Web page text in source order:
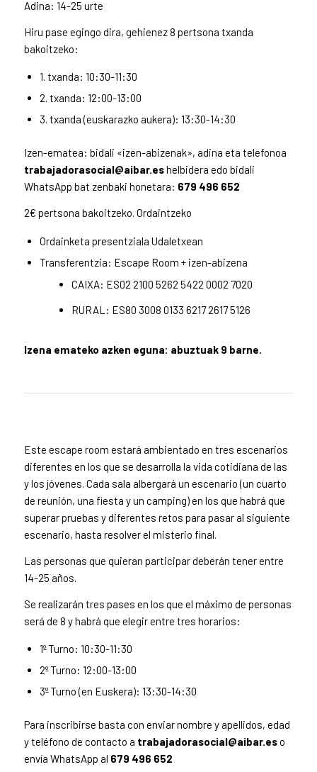
Adina: 14-25 urte
Hiru pase egingo dira, gehienez 8 pertsona txanda
bakoitzeko:
1. txanda: 10:30-11:30
2. txanda: 12:00-13:00
3. txanda (euskarazko aukera): 13:30-14:30
Izen-ematea: bidali «izen-abizenak», adina eta telefonoa
trabajadorasocial@aibar.eshelbidera edo bidali
WhatsApp bat zenbaki honetara: 679 496 652
2€ pertsona bakoitzeko. Ordaintzeko
Ordainketa presentziala Udaletxean
Transferentzia: Escape Room + izen-abizena
CAIXA: ES02 2100 5262 5422 0002 7020
RURAL: ES80 3008 0133 6217 2617 5126
Izena emateko azken eguna: abuztuak 9 barne.
Este escape room estará ambientado en tres escenarios
diferentes en los que se desarrolla la vida cotidiana de las
y los jóvenes. Cada sala albergará un escenario (un cuarto
de reunión, una fiesta y un camping) en los que habrá que
superar pruebas y diferentes retos para pasar al siguiente
escenario, hasta resolver el misterio final.
Las personas que quieran participar deberán tener entre
14-25 años.
Se realizarán tres pases en los que el máximo de personas
será de 8 y habrá que elegir entre tres horarios:
1º Turno: 10:30-11:30
2º Turno: 12:00-13:00
3º Turno (en Euskera): 13:30-14:30
Para inscribirse basta con enviar nombre y apellidos, edad
y teléfono de contacto a trabajadorasocial@aibar.eso
envía WhatsApp al 679 496 652